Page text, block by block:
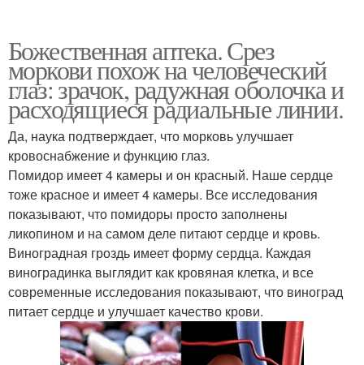
Божественная аптека. Срез
моркови похож на человеческий
глаз: зрачок, радужная оболочка и
расходящиеся радиальные линии.
Да, наука подтверждает, что морковь улучшает
кровоснабжение и функцию глаз.
Помидор имеет 4 камеры и он красный. Наше сердце
тоже красное и имеет 4 камеры. Все исследования
показывают, что помидоры просто заполнены
ликопином и на самом деле питают сердце и кровь.
Виноградная гроздь имеет форму сердца. Каждая
виноградинка выглядит как кровяная клетка, и все
современные исследования показывают, что виноград
питает сердце и улучшает качество крови.